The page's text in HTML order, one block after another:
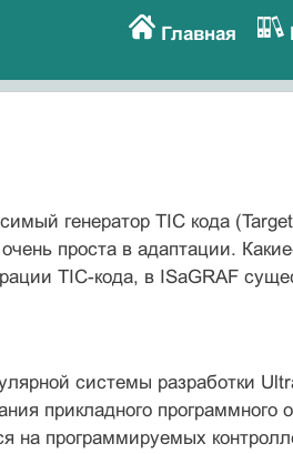
Главная
генератор TIC кода
проста в адаптации.
TIC-кода, в ISaG­RAF
системы разработки
прикладного программного
на программируемых